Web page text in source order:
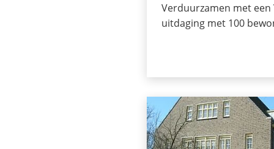
Verduurzamen met een
uitdaging met 100